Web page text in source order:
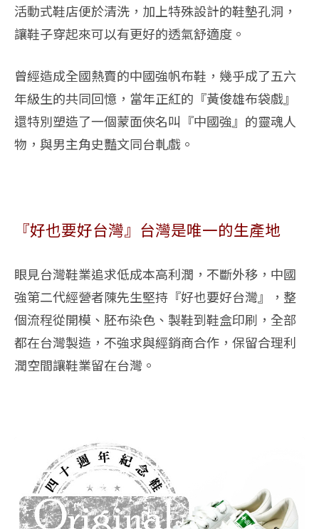
活動式鞋店便於清洗，加上特殊設計的鞋墊孔洞，
讓鞋子穿起來可以有更好的透氣舒適度。
曾經造成全國熱賣的中國強帆布鞋，幾乎成了五六
年級生的共同回憶，當年正紅的『黃俊雄布袋戲』
還特別塑造了一個蒙面俠名叫『中國強』的靈魂人
物，與男主角史豔文同台軋戲。
『好也要好台灣』台灣是唯一的生產地
眼見台灣鞋業追求低成本高利潤，不斷外移，中國
強第二代經營者陳先生堅持『好也要好台灣』，整
個流程從開模、胚布染色、製鞋到鞋盒印刷，全部
都在台灣製造，不強求與經銷商合作，保留合理利
潤空間讓鞋業留在台灣。